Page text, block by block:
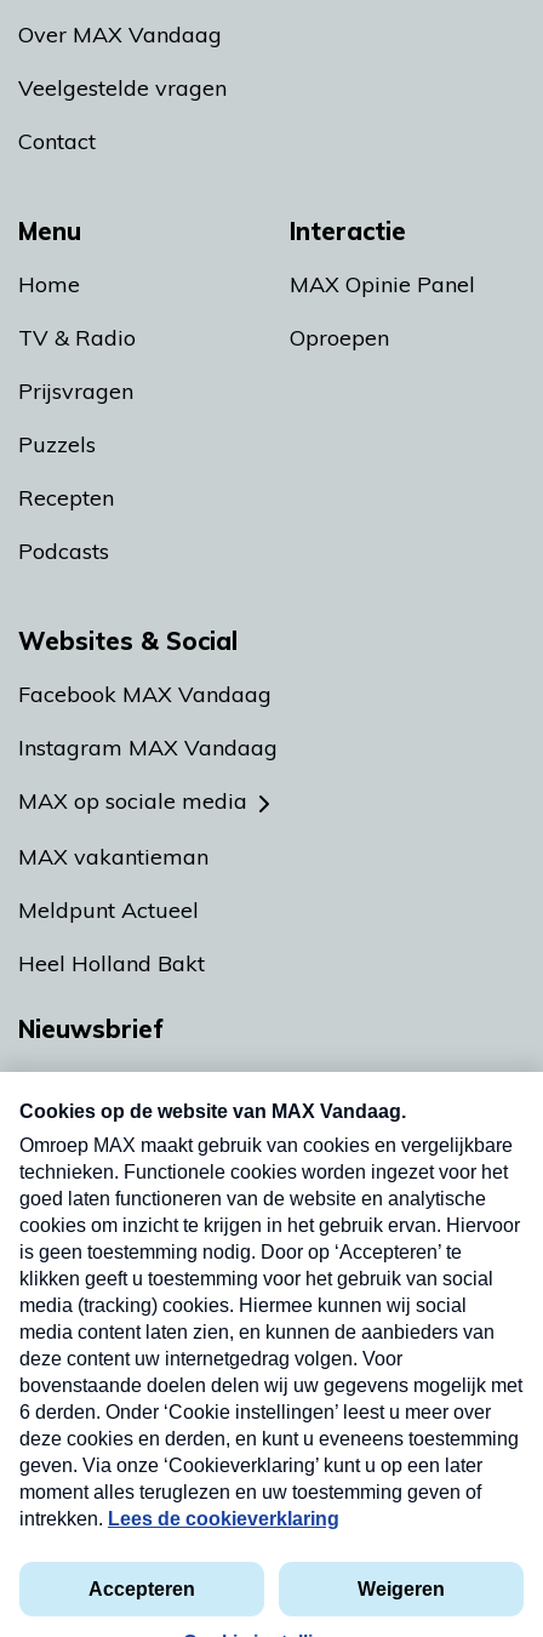
Menu
Home
TV & Radio
Prijsvragen
Puzzels
Recepten
Podcasts
Interactie
MAX Opinie Panel
Oproepen
Over MAX Vandaag
Veelgestelde vragen
Contact
Websites & Social
Facebook MAX Vandaag
Instagram MAX Vandaag
MAX op sociale media
MAX vakantieman
Meldpunt Actueel
Heel Holland Bakt
Nieuwsbrief
nieuwsbrief. Elke vrijdag- en dinsdagochtend in
uw mailbox.
Verzend
Privacyverklaring
Cookieverklaring
Kwetsbaarheid melden
Copyright © 2026 MAX Vandaag - Omroep MAX
Nieuwsbrief
Neem hier een gratis abonnement op onze
nieuwsbrief. Elke vrijdag- en dinsdagochtend in uw